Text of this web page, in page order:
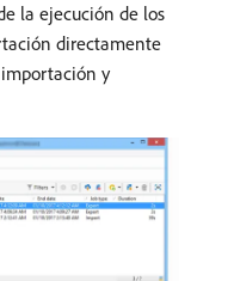
la ejecución de los
directamente
y